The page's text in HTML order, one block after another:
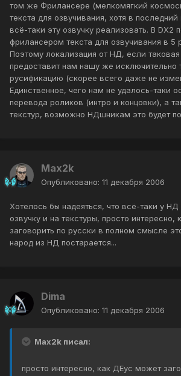
том же Фрилансере (мелкомягкий
текста для озвучивания, хотя в
всё-таки эту озвучку реализовать. В DX2
фрилансером текста для озвучивания в 5
Поэтому локализация от НД, если
предоставит нам нашу же исключительно
русификацию (скорее всего даже не
Единственное, чего нам не удалось-таки
перевода роликов (интро и концовки), а
текстур, возможно НДшникам это будет
Max2k
Опубликовано: 11 декабря 2006
Хотелось бы надеяться, что всё-таки у НД
озвучку и на текстуры, просто
заговорить по русски в полном смысле
народ из НД постарается...
Dima
Опубликовано: 11 декабря 2006
Max2k писал:
просто интересно, как ДЕус может